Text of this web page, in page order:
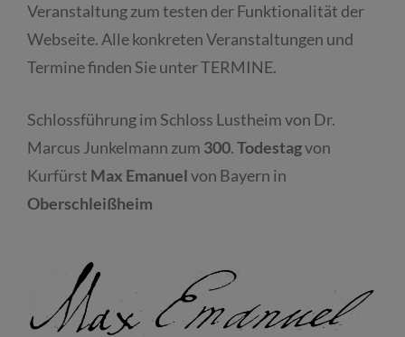
Veranstaltung zum testen der Funktionalität der
Webseite. Alle konkreten Veranstaltungen und
Termine finden Sie unter TERMINE.
Schlossführung im Schloss Lustheim von Dr.
Marcus Junkelmann zum 300.Todestagvon
Kurfürst Max Emanuelvon Bayern in
Oberschleißheim